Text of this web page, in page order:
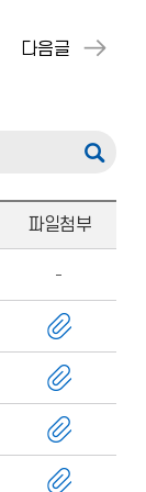
파일첨부